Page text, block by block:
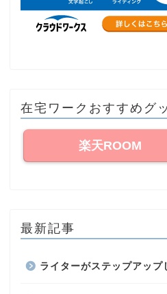
在宅ワークおすすめグ
楽天ROOM
最新記事
ライターがステップアップ